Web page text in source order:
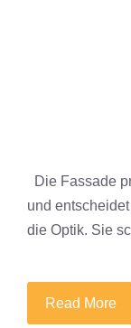
Die Fassade
und
die Optik. Sie
Read More